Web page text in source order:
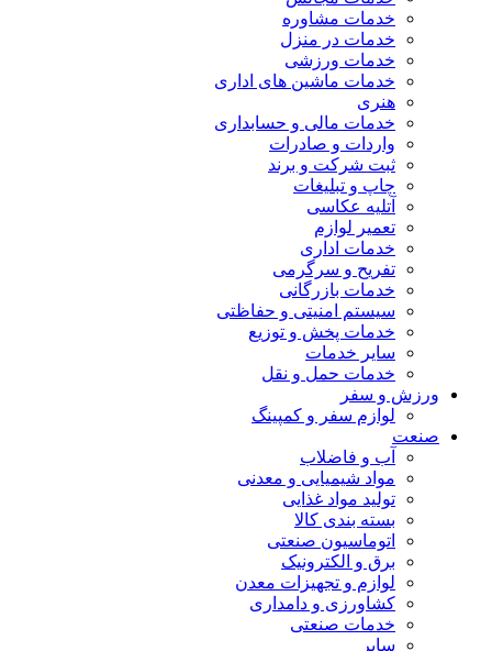
خدمات مشاوره
خدمات در منزل
خدمات ورزشی
خدمات ماشین های اداری
هنری
خدمات مالی و حسابداری
واردات و صادرات
ثبت شرکت و برند
چاپ و تبلیغات
آتلیه عکاسی
تعمیر لوازم
خدمات اداری
تفریح و سرگرمی
خدمات بازرگانی
سیستم امنیتی و حفاظتی
خدمات پخش و توزیع
سایر خدمات
خدمات حمل و نقل
ورزش و سفر
لوازم سفر و کمپینگ
صنعت
آب و فاضلاب
مواد شیمیایی و معدنی
تولید مواد غذایی
بسته بندی کالا
اتوماسیون صنعتی
برق و الکترونیک
لوازم و تجهیزات معدن
کشاورزی و دامداری
خدمات صنعتی
سایر